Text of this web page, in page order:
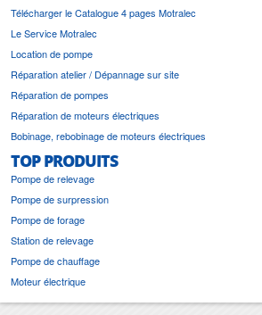
Télécharger le Catalogue 4 pages Motralec
Le Service Motralec
Location de pompe
Réparation atelier / Dépannage sur site
Réparation de pompes
Réparation de moteurs électriques
Bobinage, rebobinage de moteurs électriques
TOP PRODUITS
Pompe de relevage
Pompe de surpression
Pompe de forage
Station de relevage
Pompe de chauffage
Moteur électrique